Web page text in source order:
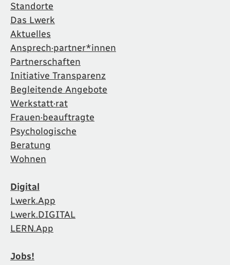
Standorte
Das Lwerk
Aktuelles
Ansprech·partner*innen
Partnerschaften
Initiative Transparenz
Begleitende Angebote
Werkstatt·rat
Frauen·beauftragte
Psychologische
Beratung
Wohnen
Digital
Lwerk.App
Lwerk.DIGITAL
LERN.App
Jobs!